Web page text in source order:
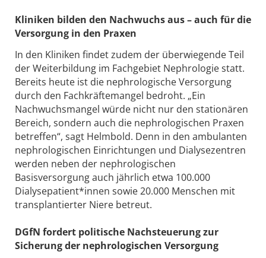
Kliniken bilden den Nachwuchs aus – auch für die
Versorgung in den Praxen
In den Kliniken findet zudem der überwiegende Teil
der Weiterbildung im Fachgebiet Nephrologie statt.
Bereits heute ist die nephrologische Versorgung
durch den Fachkräftemangel bedroht. „Ein
Nachwuchsmangel würde nicht nur den stationären
Bereich, sondern auch die nephrologischen Praxen
betreffen“, sagt Helmbold. Denn in den ambulanten
nephrologischen Einrichtungen und Dialysezentren
werden neben der nephrologischen
Basisversorgung auch jährlich etwa 100.000
Dialysepatient*innen sowie 20.000 Menschen mit
transplantierter Niere betreut.
DGfN fordert politische Nachsteuerung zur
Sicherung der nephrologischen Versorgung